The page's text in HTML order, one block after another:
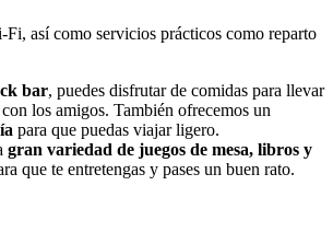
Fi, así como servicios prácticos como reparto
bar, puedes disfrutar de comidas para llevar
los amigos. También ofrecemos un
para que puedas viajar ligero.
gran variedad de juegos de mesa, libros y
que te entretengas y pases un buen rato.